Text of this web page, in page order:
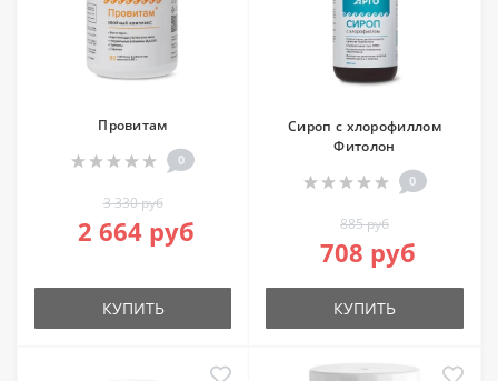
Провитам
0
3 330 руб
2 664 руб
КУПИТЬ
Сироп с хлорофиллом
Фитолон
0
885 руб
708 руб
КУПИТЬ